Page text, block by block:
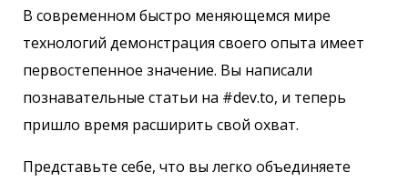
В современном быстро меняющемся мире
технологий демонстрация своего опыта имеет
первостепенное значение. Вы написали
познавательные статьи на #dev.to, и теперь
пришло время расширить свой охват.
Представьте себе, что вы легко объединяете